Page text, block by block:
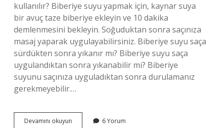
kullanılır? Biberiye suyu yapmak için, kaynar suya
bir avuç taze biberiye ekleyin ve 10 dakika
demlenmesini bekleyin. Soğuduktan sonra saçınıza
masaj yaparak uygulayabilirsiniz. Biberiye suyu saça
sürdükten sonra yıkanır mı? Biberiye suyu saça
uygulandıktan sonra yıkanabilir mi? Biberiye
suyunu saçınıza uyguladıktan sonra durulamanız
gerekmeyebilir.…
Devamını okuyun Biberiye
6 Yorum